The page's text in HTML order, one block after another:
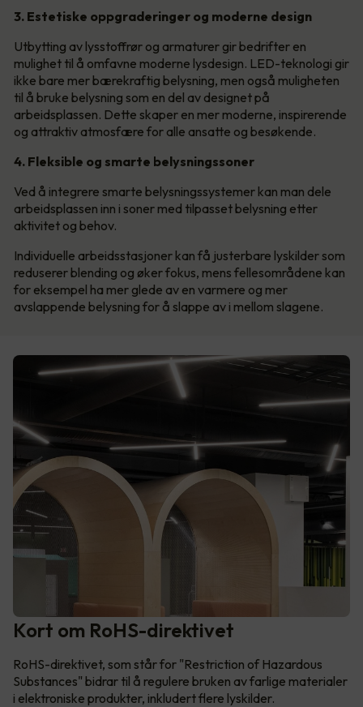
3. Estetiske oppgraderinger og moderne design
Utbytting av lysstoffrør og armaturer gir bedrifter en
mulighet til å omfavne moderne lysdesign. LED-teknologi gir
ikke bare mer bærekraftig belysning, men også muligheten
til å bruke belysning som en del av designet på
arbeidsplassen. Dette skaper en mer moderne, inspirerende
og attraktiv atmosfære for alle ansatte og besøkende.
4. Fleksible og smarte belysningssoner
Ved å integrere smarte belysningssystemer kan man dele
arbeidsplassen inn i soner med tilpasset belysning etter
aktivitet og behov.
Individuelle arbeidsstasjoner kan få justerbare lyskilder som
reduserer blending og øker fokus, mens fellesområdene kan
for eksempel ha mer glede av en varmere og mer
avslappende belysning for å slappe av i mellom slagene.
Kort om RoHS-direktivet
RoHS-direktivet, som står for "Restriction of Hazardous
Substances" bidrar til å regulere bruken av farlige materialer
i elektroniske produkter, inkludert flere lyskilder.